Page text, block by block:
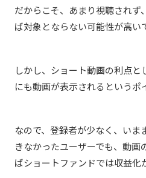
だからこそ、あまり視聴されず
ば対象とならない可能性が高い
しかし、ショート動画の利点と
にも動画が表示されるというポ
なので、登録者が少なく、いま
きなかったユーザーでも、動
ばショートファンドでは収益化